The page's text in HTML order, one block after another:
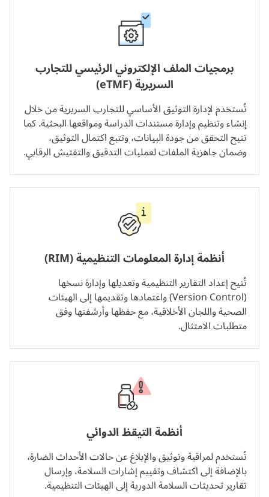
برمجيات الملف الإلكتروني الرئيسي للتجارب
السريرية (eTMF)
تُستخدم لإدارة التوثيق الأساسي للتجارب السريرية من خلال
إنشاء وتنظيم وإدارة مستندات الدراسة ومواقعها البحثية. كما
تتيح التحقق من جودة البيانات، وتتبع اكتمال التوثيق،
وضمان جاهزية الملفات لعمليات التدقيق والتفتيش الرقابي.
أنظمة إدارة المعلومات التنظيمية (RIM)
تُتيح إعداد التقارير التنظيمية وتعديلها وإدارة نسخها
(Version Control) واعتمادها وتقديمها إلى الهيئات
الصحية واللجان الأخلاقية، مع حفظها وأرشفتها وفق
متطلبات الامتثال.
أنظمة التيقظ الدوائي
تُستخدم لمراقبة وتوثيق والإبلاغ عن حالات الأحداث الضارة،
بالإضافة إلى اكتشاف وتقييم إشارات السلامة، وإرسال
تقارير تحديثات السلامة الدورية إلى الهيئات التنظيمية.